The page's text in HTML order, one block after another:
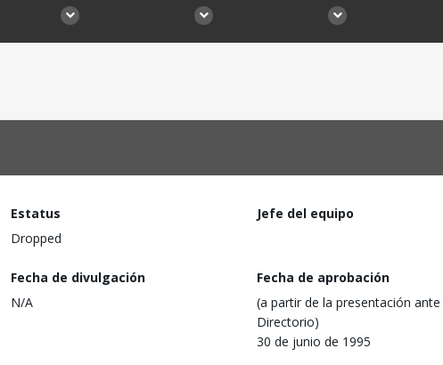
Estatus
Dropped
Jefe del equipo
Fecha de divulgación
N/A
Fecha de aprobación
(a partir de la presentación ante
Directorio)
30 de junio de 1995